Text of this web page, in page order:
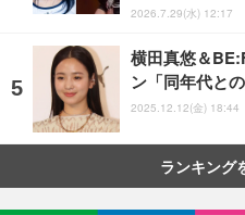
2026.7.29(水) 12:17
横田真悠＆
ン「同年代と
2025.12.12(金) 18:44
ランキング